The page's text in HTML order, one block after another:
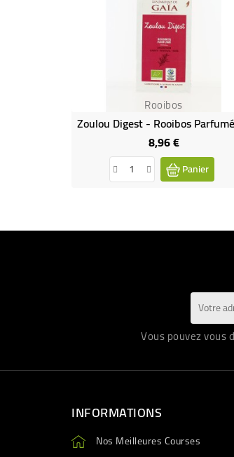
Rooibos
8,96 €Prix
Panier
Vous pouvez vous
INFORMATIONS
Nos Meilleures Courses